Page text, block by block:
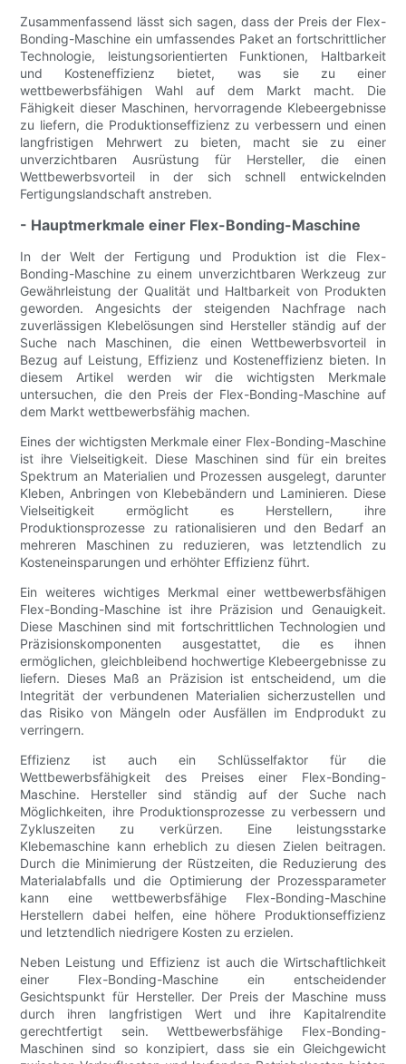
Zusammenfassend lässt sich sagen, dass der Preis der Flex-
Bonding-Maschine ein umfassendes Paket an fortschrittlicher
Technologie, leistungsorientierten Funktionen, Haltbarkeit
und Kosteneffizienz bietet, was sie zu einer
wettbewerbsfähigen Wahl auf dem Markt macht. Die
Fähigkeit dieser Maschinen, hervorragende Klebeergebnisse
zu liefern, die Produktionseffizienz zu verbessern und einen
langfristigen Mehrwert zu bieten, macht sie zu einer
unverzichtbaren Ausrüstung für Hersteller, die einen
Wettbewerbsvorteil in der sich schnell entwickelnden
Fertigungslandschaft anstreben.
- Hauptmerkmale einer Flex-Bonding-Maschine
In der Welt der Fertigung und Produktion ist die Flex-
Bonding-Maschine zu einem unverzichtbaren Werkzeug zur
Gewährleistung der Qualität und Haltbarkeit von Produkten
geworden. Angesichts der steigenden Nachfrage nach
zuverlässigen Klebelösungen sind Hersteller ständig auf der
Suche nach Maschinen, die einen Wettbewerbsvorteil in
Bezug auf Leistung, Effizienz und Kosteneffizienz bieten. In
diesem Artikel werden wir die wichtigsten Merkmale
untersuchen, die den Preis der Flex-Bonding-Maschine auf
dem Markt wettbewerbsfähig machen.
Eines der wichtigsten Merkmale einer Flex-Bonding-Maschine
ist ihre Vielseitigkeit. Diese Maschinen sind für ein breites
Spektrum an Materialien und Prozessen ausgelegt, darunter
Kleben, Anbringen von Klebebändern und Laminieren. Diese
Vielseitigkeit ermöglicht es Herstellern, ihre
Produktionsprozesse zu rationalisieren und den Bedarf an
mehreren Maschinen zu reduzieren, was letztendlich zu
Kosteneinsparungen und erhöhter Effizienz führt.
Ein weiteres wichtiges Merkmal einer wettbewerbsfähigen
Flex-Bonding-Maschine ist ihre Präzision und Genauigkeit.
Diese Maschinen sind mit fortschrittlichen Technologien und
Präzisionskomponenten ausgestattet, die es ihnen
ermöglichen, gleichbleibend hochwertige Klebeergebnisse zu
liefern. Dieses Maß an Präzision ist entscheidend, um die
Integrität der verbundenen Materialien sicherzustellen und
das Risiko von Mängeln oder Ausfällen im Endprodukt zu
verringern.
Effizienz ist auch ein Schlüsselfaktor für die
Wettbewerbsfähigkeit des Preises einer Flex-Bonding-
Maschine. Hersteller sind ständig auf der Suche nach
Möglichkeiten, ihre Produktionsprozesse zu verbessern und
Zykluszeiten zu verkürzen. Eine leistungsstarke
Klebemaschine kann erheblich zu diesen Zielen beitragen.
Durch die Minimierung der Rüstzeiten, die Reduzierung des
Materialabfalls und die Optimierung der Prozessparameter
kann eine wettbewerbsfähige Flex-Bonding-Maschine
Herstellern dabei helfen, eine höhere Produktionseffizienz
und letztendlich niedrigere Kosten zu erzielen.
Neben Leistung und Effizienz ist auch die Wirtschaftlichkeit
einer Flex-Bonding-Maschine ein entscheidender
Gesichtspunkt für Hersteller. Der Preis der Maschine muss
durch ihren langfristigen Wert und ihre Kapitalrendite
gerechtfertigt sein. Wettbewerbsfähige Flex-Bonding-
Maschinen sind so konzipiert, dass sie ein Gleichgewicht